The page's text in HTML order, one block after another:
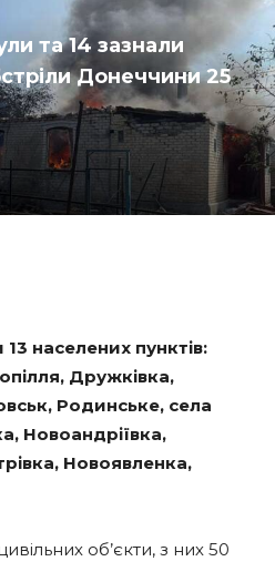
та 14 зазнали
Донеччини 25
населених пунктів:
Дружківка,
Родинське, села
Новоандріївка,
Новоявленка,
об’єкти, з них 50